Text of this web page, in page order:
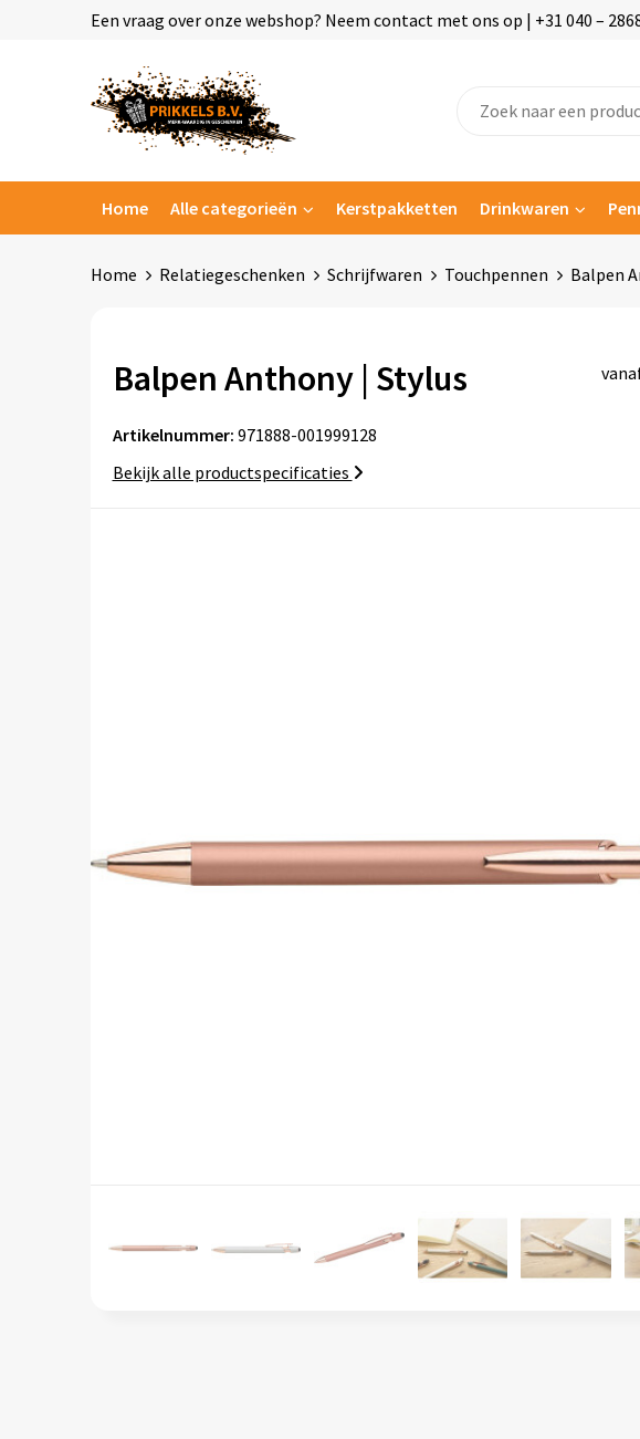
Een vraag over onze webshop? Neem contact met ons op | +31 040 –
Home Alle categorieën Kerstpakketten Drinkwaren
Home Relatiegeschenken Schrijfwaren Touchpennen Balpen
Balpen Anthony | Stylus
Artikelnummer: 971888-001999128
Bekijk alle productspecificaties